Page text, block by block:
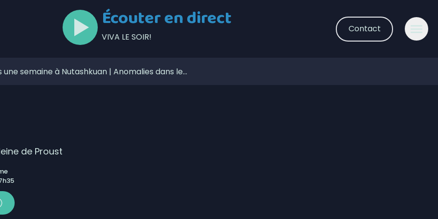
Écouter en direct
VIVA LE SOIR!
Contact
une semaine à Nutashkuan | Anomalies dans le
personnel en santé?
conserve son avance dans les intentions de vote
encadrer l’exploration des terres rares sur le
choisie parmi les finalistes des Bourses d’honneur
de Proust